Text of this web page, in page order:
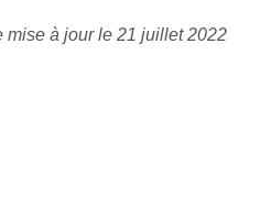
mise à jour le 21 juillet 2022